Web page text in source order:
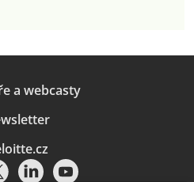
a webcasty